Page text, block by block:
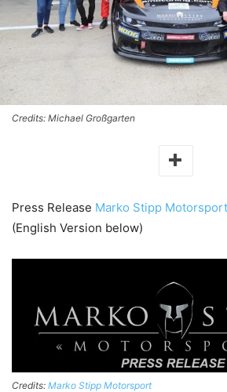
Credits: Michael Großgarten
Press Release Marko Stipp Motorsport
(English Version below)
Credits: Marko Stipp Motorsport